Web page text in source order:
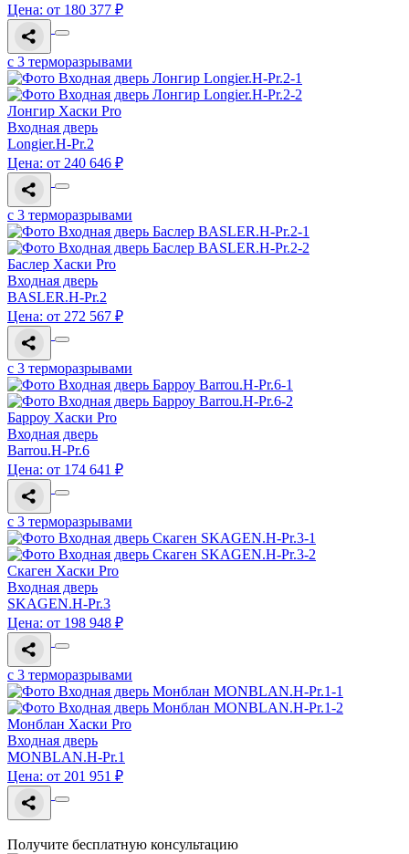
Цена: от 180 377 ₽
с 3 терморазрывами
Лонгир Хаски Pro
Входная дверь
Longier.H-Pr.2
Цена: от 240 646 ₽
с 3 терморазрывами
Баслер Хаски Pro
Входная дверь
BASLER.H-Pr.2
Цена: от 272 567 ₽
с 3 терморазрывами
Барроу Хаски Pro
Входная дверь
Barrou.H-Pr.6
Цена: от 174 641 ₽
с 3 терморазрывами
Скаген Хаски Pro
Входная дверь
SKAGEN.H-Pr.3
Цена: от 198 948 ₽
с 3 терморазрывами
Монблан Хаски Pro
Входная дверь
MONBLAN.H-Pr.1
Цена: от 201 951 ₽
Получите бесплатную консультацию